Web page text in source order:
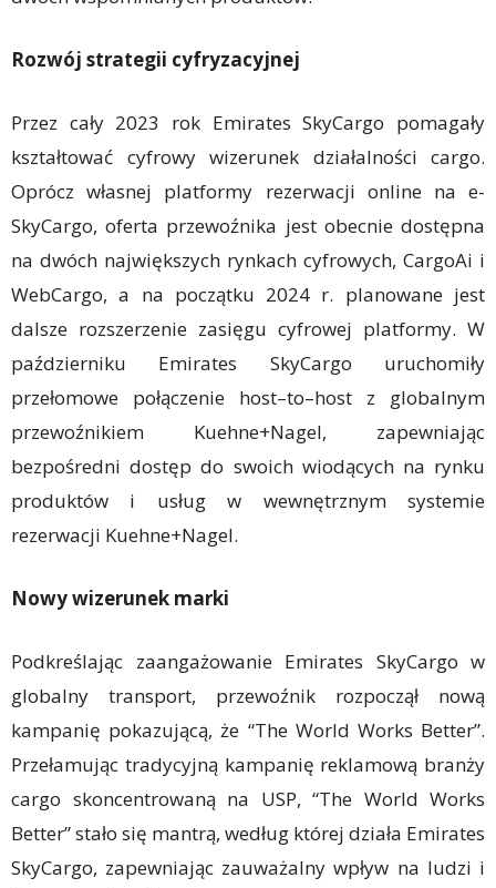
Rozwój strategii cyfryzacyjnej
Przez cały 2023 rok Emirates SkyCargo pomagały
kształtować cyfrowy wizerunek działalności cargo.
Oprócz własnej platformy rezerwacji online na e-
SkyCargo, oferta przewoźnika jest obecnie dostępna
na dwóch największych rynkach cyfrowych, CargoAi i
WebCargo, a na początku 2024 r. planowane jest
dalsze rozszerzenie zasięgu cyfrowej platformy. W
październiku Emirates SkyCargo uruchomiły
przełomowe połączenie host–to–host z globalnym
przewoźnikiem Kuehne+Nagel, zapewniając
bezpośredni dostęp do swoich wiodących na rynku
produktów i usług w wewnętrznym systemie
rezerwacji Kuehne+Nagel.
Nowy wizerunek marki
Podkreślając zaangażowanie Emirates SkyCargo w
globalny transport, przewoźnik rozpoczął nową
kampanię pokazującą, że “The World Works Better”.
Przełamując tradycyjną kampanię reklamową branży
cargo skoncentrowaną na USP, “The World Works
Better” stało się mantrą, według której działa Emirates
SkyCargo, zapewniając zauważalny wpływ na ludzi i